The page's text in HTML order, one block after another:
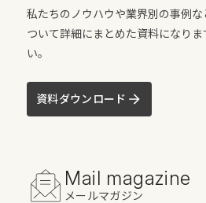
私たちのノウハウや業界別の事例
ついて詳細にまとめた資料になり
い。
資料ダウンロード
Mail magazine
メールマガジン